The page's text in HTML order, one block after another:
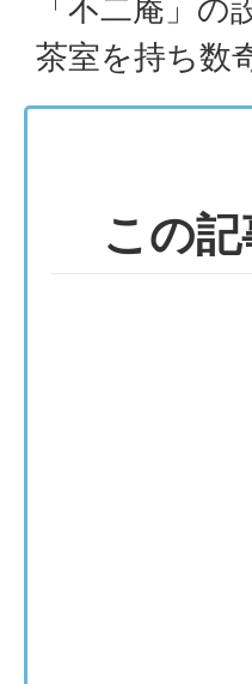
「不二庵 」の
茶室を持ち数
この